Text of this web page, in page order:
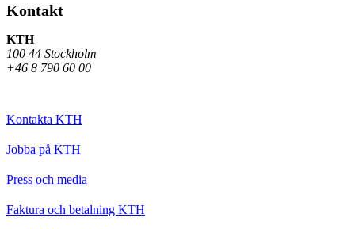
Kontakt
KTH
100 44 Stockholm
+46 8 790 60 00
Kontakta KTH
Jobba på KTH
Press och media
Faktura och betalning KTH